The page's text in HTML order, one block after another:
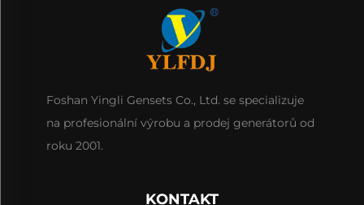
Foshan Yingli Gensets Co., Ltd. se specializuje
na profesionální výrobu a prodej generátorů od
roku 2001.
KONTAKT